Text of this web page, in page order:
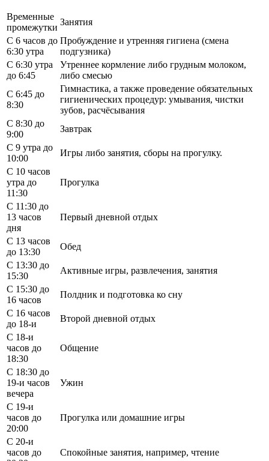
Временные
промежутки
Занятия
С 6 часов до
6:30 утра
Пробуждение и утренняя гигиена (смена
подгузника)
С 6:30 утра
до 6:45
Утреннее кормление либо грудным молоком,
либо смесью
С 6:45 до
8:30
Гимнастика, а также проведение обязательных
гигиенических процедур: умывания, чистки
зубов, расчёсывания
С 8:30 до
9:00
Завтрак
С 9 утра до
10:00
Игры либо занятия, сборы на прогулку.
С 10 часов
утра до
11:30
Прогулка
С 11:30 до
13 часов
дня
Первый дневной отдых
С 13 часов
до 13:30
Обед
С 13:30 до
15:30
Активные игры, развлечения, занятия
С 15:30 до
16 часов
Полдник и подготовка ко сну
С 16 часов
до 18-и
Второй дневной отдых
С 18-и
часов до
18:30
Общение
С 18:30 до
19-и часов
вечера
Ужин
С 19-и
часов до
20:00
Прогулка или домашние игры
С 20-и
часов до
Спокойные занятия, например, чтение